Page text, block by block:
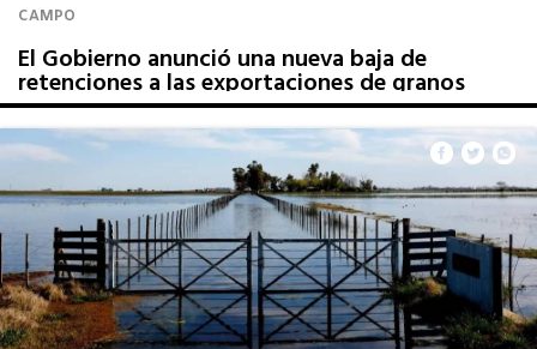
CAMPO
El Gobierno anunció una nueva baja de
retenciones a las exportaciones de granos